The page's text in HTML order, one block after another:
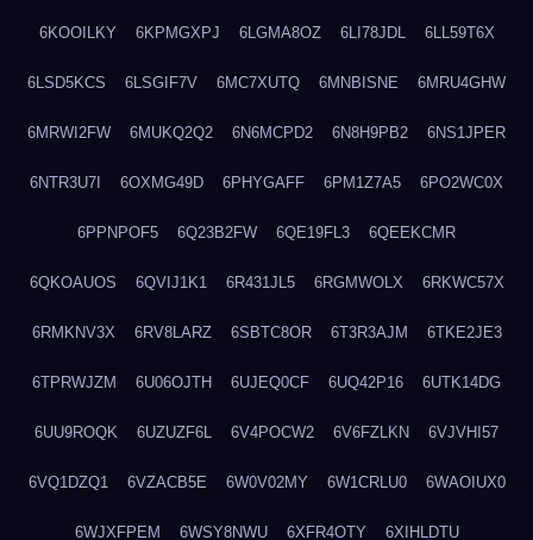
6KOOILKY 6KPMGXPJ 6LGMA8OZ 6LI78JDL 6LL59T6X
6LSD5KCS 6LSGIF7V 6MC7XUTQ 6MNBISNE 6MRU4GHW
6MRWI2FW 6MUKQ2Q2 6N6MCPD2 6N8H9PB2 6NS1JPER
6NTR3U7I 6OXMG49D 6PHYGAFF 6PM1Z7A5 6PO2WC0X
6PPNPOF5 6Q23B2FW 6QE19FL3 6QEEKCMR
6QKOAUOS 6QVIJ1K1 6R431JL5 6RGMWOLX 6RKWC57X
6RMKNV3X 6RV8LARZ 6SBTC8OR 6T3R3AJM 6TKE2JE3
6TPRWJZM 6U06OJTH 6UJEQ0CF 6UQ42P16 6UTK14DG
6UU9ROQK 6UZUZF6L 6V4POCW2 6V6FZLKN 6VJVHI57
6VQ1DZQ1 6VZACB5E 6W0V02MY 6W1CRLU0 6WAOIUX0
6WJXFPEM 6WSY8NWU 6XFR4OTY 6XIHLDTU